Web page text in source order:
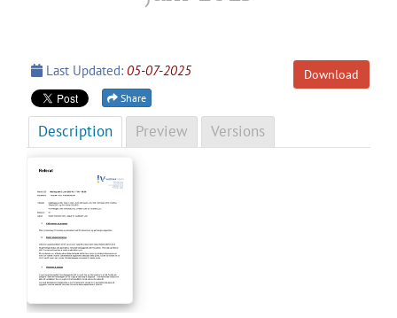
Download
Last Updated: 05-07-2025
Share
Description Preview Versions